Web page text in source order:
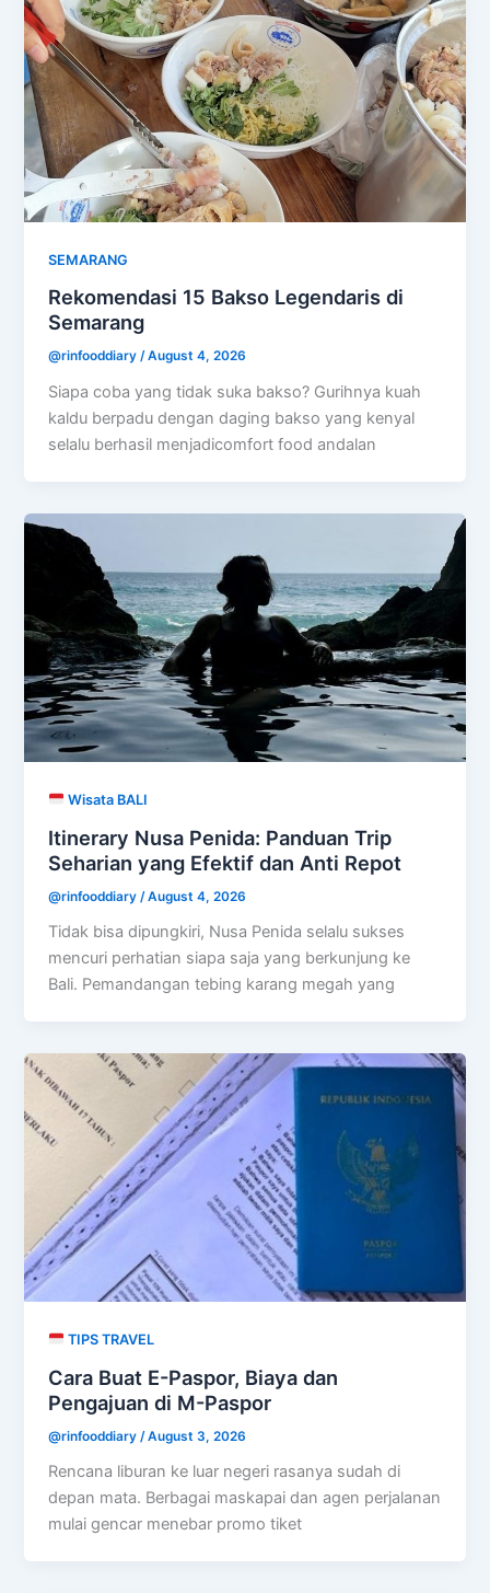
SEMARANG
Rekomendasi 15 Bakso Legendaris di
Semarang
@rinfooddiary/August 4, 2026
Siapa coba yang tidak suka bakso? Gurihnya kuah
kaldu berpadu dengan daging bakso yang kenyal
selalu berhasil menjadicomfort food andalan
Wisata BALI
Itinerary Nusa Penida: Panduan Trip
Seharian yang Efektif dan Anti Repot
@rinfooddiary /August 4, 2026
Tidak bisa dipungkiri, Nusa Penida selalu sukses
mencuri perhatian siapa saja yang berkunjung ke
Bali. Pemandangan tebing karang megah yang
TIPS TRAVEL
Cara Buat E-Paspor, Biaya dan
Pengajuan di M-Paspor
@rinfooddiary /August 3, 2026
Rencana liburan ke luar negeri rasanya sudah di
depan mata. Berbagai maskapai dan agen perjalanan
mulai gencar menebar promo tiket